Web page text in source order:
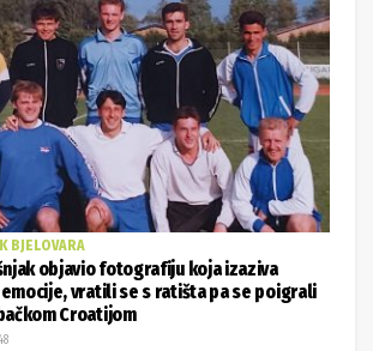
BJELOVARA
objavio fotografiju koja izaziva
vratili se s ratišta pa se poigrali
Croatijom